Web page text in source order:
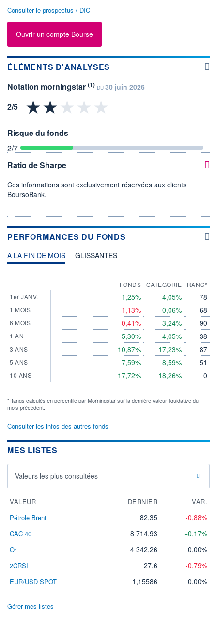
Consulter le prospectus / DIC
Ouvrir un compte Bourse
ÉLÉMENTS D'ANALYSES
Notation morningstar (1) DU 30 juin 2026
Risque du fonds
2/7
Ratio de Sharpe
Ces informations sont exclusivement réservées aux clients
BoursoBank.
PERFORMANCES DU FONDS
A LA FIN DE MOIS GLISSANTES
1er JANV.
1 MOIS
6 MOIS
1 AN
3 ANS
5 ANS
10 ANS
FONDS
1,25%
-1,13%
-0,41%
5,30%
10,87%
7,59%
17,72%
CATEGORIE
4,05%
0,06%
3,24%
4,05%
17,23%
8,59%
18,26%
RANG*
78
68
90
38
87
51
0
*Rangs calculés en percentile par Morningstar sur la dernière valeur liquidative du
mois précédent.
Consulter les infos des autres fonds
MES LISTES
Valeurs les plus consultées
VALEUR DERNIER
VAR.
Pétrole Brent
82,35 -0,88%
CAC 40 8 714,93 +0,17%
Or 4 342,26 0,00%
2CRSI 27,6 -0,79%
EUR/USD SPOT 1,15586 0,00%
Gérer mes listes